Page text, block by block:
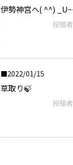
伊勢神宮へ( ^^)
投稿
2022/01/15
草取り🍃
投稿